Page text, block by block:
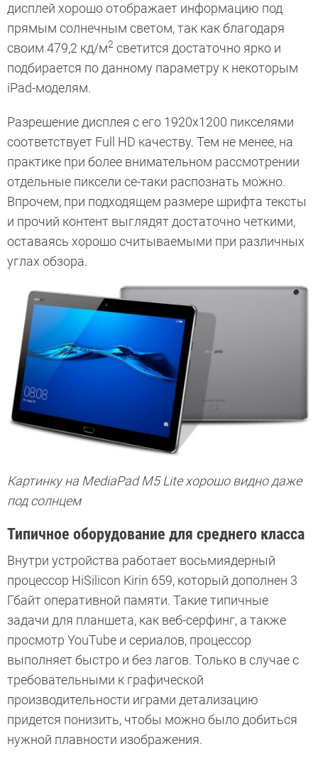
дисплей хорошо отображает информацию под
прямым солнечным светом, так как благодаря
своим 479,2 кд/м2 светится достаточно ярко и
подбирается по данному параметру к некоторым
iPad-моделям.
Разрешение дисплея с его 1920х1200 пикселями
соответствует Full HD качеству. Тем не менее, на
практике при более внимательном рассмотрении
отдельные пиксели се-таки распознать можно.
Впрочем, при подходящем размере шрифта тексты
и прочий контент выглядят достаточно четкими,
оставаясь хорошо считываемыми при различных
углах обзора.
Картинку на MediaPad M5 Lite хорошо видно даже
под солнцем
Типичное оборудование для среднего класса
Внутри устройства работает восьмиядерный
процессор HiSilicon Kirin 659, который дополнен 3
Гбайт оперативной памяти. Такие типичные
задачи для планшета, как веб-серфинг, а также
просмотр YouTube и сериалов, процессор
выполняет быстро и без лагов. Только в случае с
требовательными к графической
производительности играми детализацию
придется понизить, чтобы можно было добиться
нужной плавности изображения.